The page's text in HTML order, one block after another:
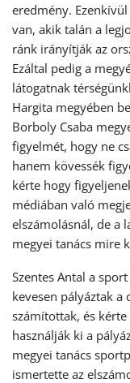
eredmény.
van, akik talán a
ránk irányítják az
Ezáltal pedig a
látogatnak
Hargita megyében
Borboly Csaba
figyelmét, hogy ne
hanem kövessék
kérte hogy
médiában való
elszámolásnál, de a
megyei tanács mire
Szentes Antal a
kevesen pályáztak
számítottak, és
használják ki a
megyei tanács
ismertette az